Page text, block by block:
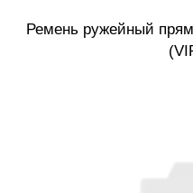
Ремень ружейный